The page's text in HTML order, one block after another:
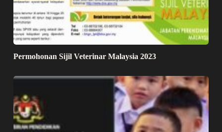
Permohonan Sijil Veterinar Malaysia 2023